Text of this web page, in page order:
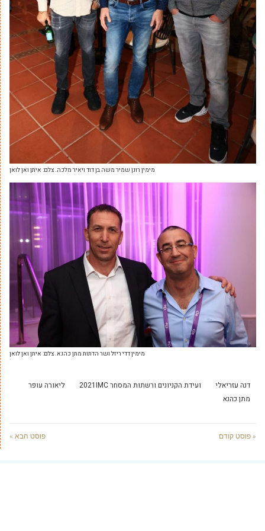
מימין רונן שמיר משה בן דוד ויאיר מלכה. צלם: איתן ואן לואן
מימין דדי ריזל ושר הדתות מתן כהנא. צלם: איתן ואן לואן
דנה עזריאלי ועידת הקניונים ורשתות המסחר 2021IMC
ליאורה עופר
מתן כהנא
« פוסט קודם פוסט הבא »